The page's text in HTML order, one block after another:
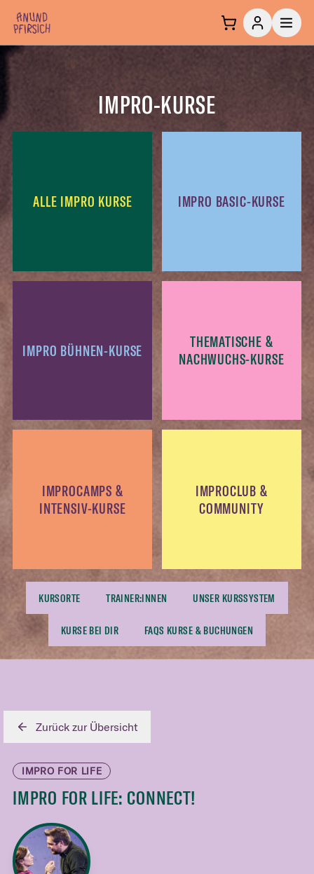
Zum Inhalt springen
IMPRO-KURSE
ALLE IMPRO KURSE IMPRO BASIC-KURSE
IMPRO BÜHNEN-KURSE
THEMATISCHE &
NACHWUCHS-KURSE
IMPROCAMPS &
INTENSIV-KURSE
IMPROCLUB &
COMMUNITY
KURSORTE TRAINER:INNEN UNSER KURSSYSTEM
KURSE BEI DIR FAQS KURSE & BUCHUNGEN
Zurück zur Übersicht
IMPRO FOR LIFE
IMPRO FOR LIFE: CONNECT!